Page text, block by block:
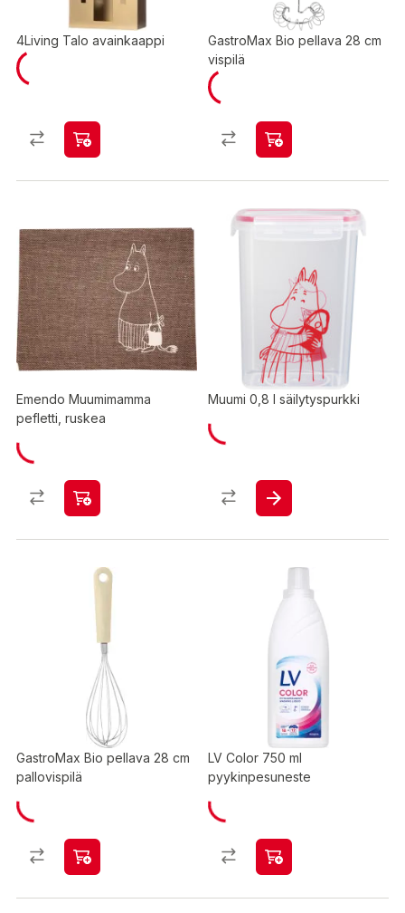
4Living Talo avainkaappi
GastroMax Bio pellava 28 cm
vispilä
Emendo Muumimamma
pefletti, ruskea
Muumi 0,8 l säilytyspurkki
GastroMax Bio pellava 28 cm
pallovispilä
LV Color 750 ml
pyykinpesuneste